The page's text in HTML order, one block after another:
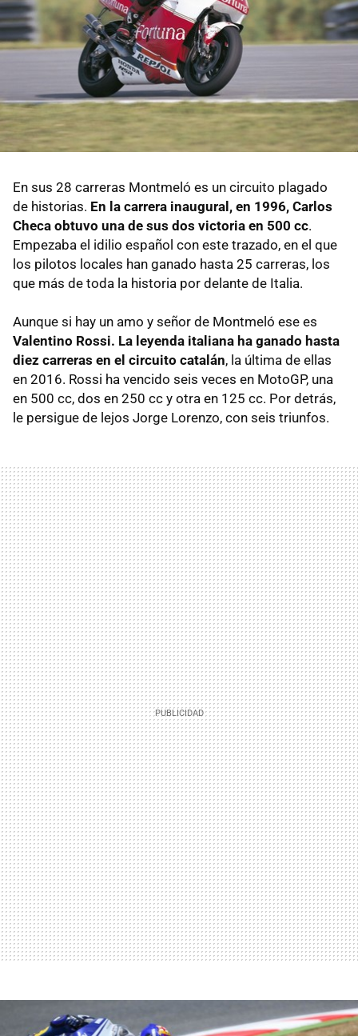
En sus 28 carreras Montmeló es un circuito plagado
de historias. En la carrera inaugural, en 1996, Carlos
Checa obtuvo una de sus dos victoria en 500 cc.
Empezaba el idilio español con este trazado, en el que
los pilotos locales han ganado hasta 25 carreras, los
que más de toda la historia por delante de Italia.
Aunque si hay un amo y señor de Montmeló ese es
Valentino Rossi. La leyenda italiana ha ganado hasta
diez carreras en el circuito catalán, la última de ellas
en 2016. Rossi ha vencido seis veces en MotoGP, una
en 500 cc, dos en 250 cc y otra en 125 cc. Por detrás,
le persigue de lejos Jorge Lorenzo, con seis triunfos.